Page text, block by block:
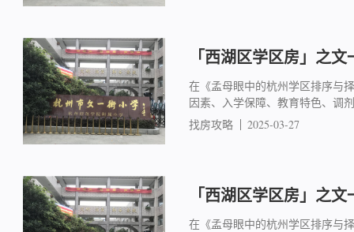
「西湖区学区房」之
在《孟母眼中的杭州学区排序与
因素、入学保障、教育特色、调
找房攻略
2025-03-27
「西湖区学区房」之
在《孟母眼中的杭州学区排序与